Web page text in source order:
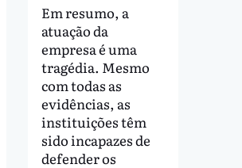
Em resumo, a
atuação da
empresa é uma
tragédia. Mesmo
com todas as
evidências, as
instituições têm
sido incapazes de
defender os